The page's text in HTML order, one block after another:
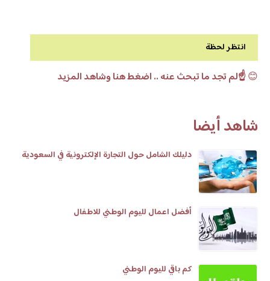
انتظر لحظة
😊☝️لم تجد ما تبحث عنه .. اضغط هنا وشاهد المزيد
شاهد أيضا
دليلك الشامل حول التجارة الإلكترونية في السعودية
أفضل اعمال لليوم الوطني للاطفال
كم باقي لليوم الوطني